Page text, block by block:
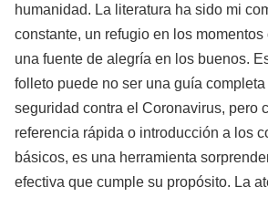
humanidad. La literatura ha sido mi
constante, un refugio en los
una fuente de alegría en los buenos.
folleto puede no ser una guía
seguridad contra el Coronavirus, pero
referencia rápida o introducción a los
básicos, es una herramienta
efectiva que cumple su propósito. La